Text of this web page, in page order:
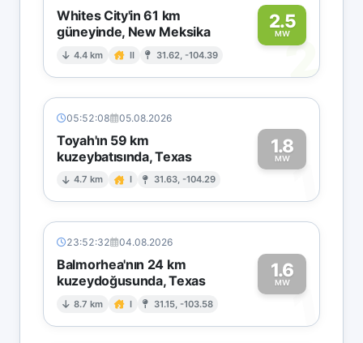
Whites City'in 61 km
güneyinde, New Meksika
4.4 km II 31.62, -104.39
2.5
MW2
05:52:08 05.08.2026
Toyah'ın 59 km
kuzeybatısında, Texas
4.7 km I 31.63, -104.29
1.8
MW1
23:52:32 04.08.2026
Balmorhea'nın 24 km
kuzeydoğusunda, Texas
8.7 km I 31.15, -103.58
1.6
MW1